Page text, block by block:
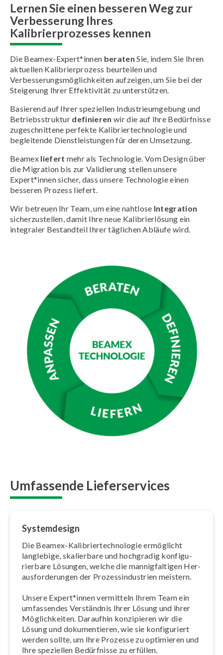
Lernen Sie einen besseren Weg zur
Verbesserung Ihres
Kalibrierprozesses kennen
Die Beamex-Expert*innen beraten Sie, indem Sie Ihren
aktuellen Kalibrierprozess beurteilen und
Verbesserungsmöglichkeiten aufzeigen, um Sie bei der
Steigerung Ihrer Effektivität zu unterstützen.
Basierend auf Ihrer speziellen Industrieumgebung und
Betriebsstruktur definieren wir die auf Ihre Bedürfnisse
zugeschnittene perfekte Kalibriertechnologie und
begleitende Dienstleistungen für deren Umsetzung.
Beamex liefert mehr als Technologie. Vom Design über
die Migration bis zur Validierung stellen unsere
Expert*innen sicher, dass unsere Technologie einen
besseren Prozess liefert.
Wir betreuen Ihr Team, um eine nahtlose Integration
sicherzustellen, damit Ihre neue Kalibrierlösung ein
integraler Bestandteil Ihrer täglichen Abläufe wird.
Umfassende Lieferservices
Sys­tem­de­sign
Die Beamex-Ka­li­brier­tech­no­lo­gie ermöglicht
langlebige, skalierbare und hochgradig kon­fi­gu­
rier­ba­re Lösungen, welche die man­nig­fal­ti­gen Her­
aus­for­de­run­gen der Pro­zess­in­dus­trien meistern.
Unsere Expert*innen vermitteln Ihrem Team ein
umfassendes Verständnis Ihrer Lösung und ihrer
Mög­lich­kei­ten. Daraufhin konzipieren wir die
Lösung und do­ku­men­tie­ren, wie sie kon­fi­gu­riert
werden sollte, um Ihre Prozesse zu optimieren und
Ihre speziellen Bedürfnisse zu erfüllen.